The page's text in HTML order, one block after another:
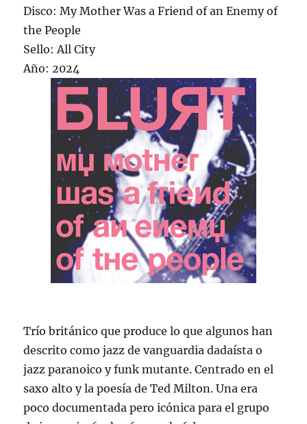
Disco: My Mother Was a Friend of an Enemy of
the People
Sello: All City
Año: 2024
Trío británico que produce lo que algunos han
descrito como jazz de vanguardia dadaísta o
jazz paranoico y funk mutante. Centrado en el
saxo alto y la poesía de Ted Milton. Una era
poco documentada pero icónica para el grupo